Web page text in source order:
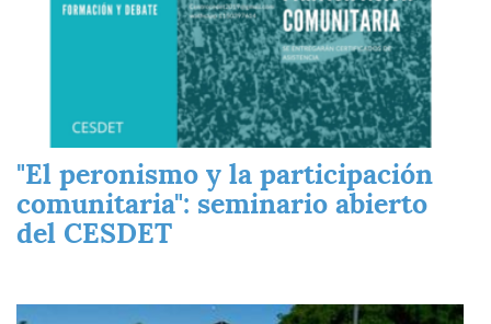
"El peronismo y la participación
comunitaria": seminario abierto
del CESDET